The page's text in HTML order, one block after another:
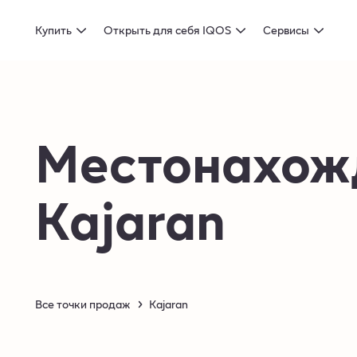
Купить Открыть для себя IQOS Сервисы
Kajaran
Все точки продаж Kajaran